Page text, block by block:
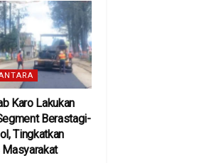
Karo Lakukan
Berastagi-
Tingkatkan